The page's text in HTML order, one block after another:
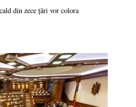
din zece țări vor colora